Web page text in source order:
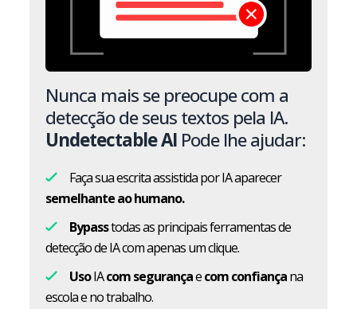
Nunca mais se preocupe com a
detecção de seus textos pela IA.
Undetectable AI Pode lhe ajudar:
Faça sua escrita assistida por IA aparecer
semelhante ao humano.
Bypasstodas as principais ferramentas de
detecção de IA com apenas um clique.
UsoIAcom segurançaecom confiançana
escola e no trabalho.